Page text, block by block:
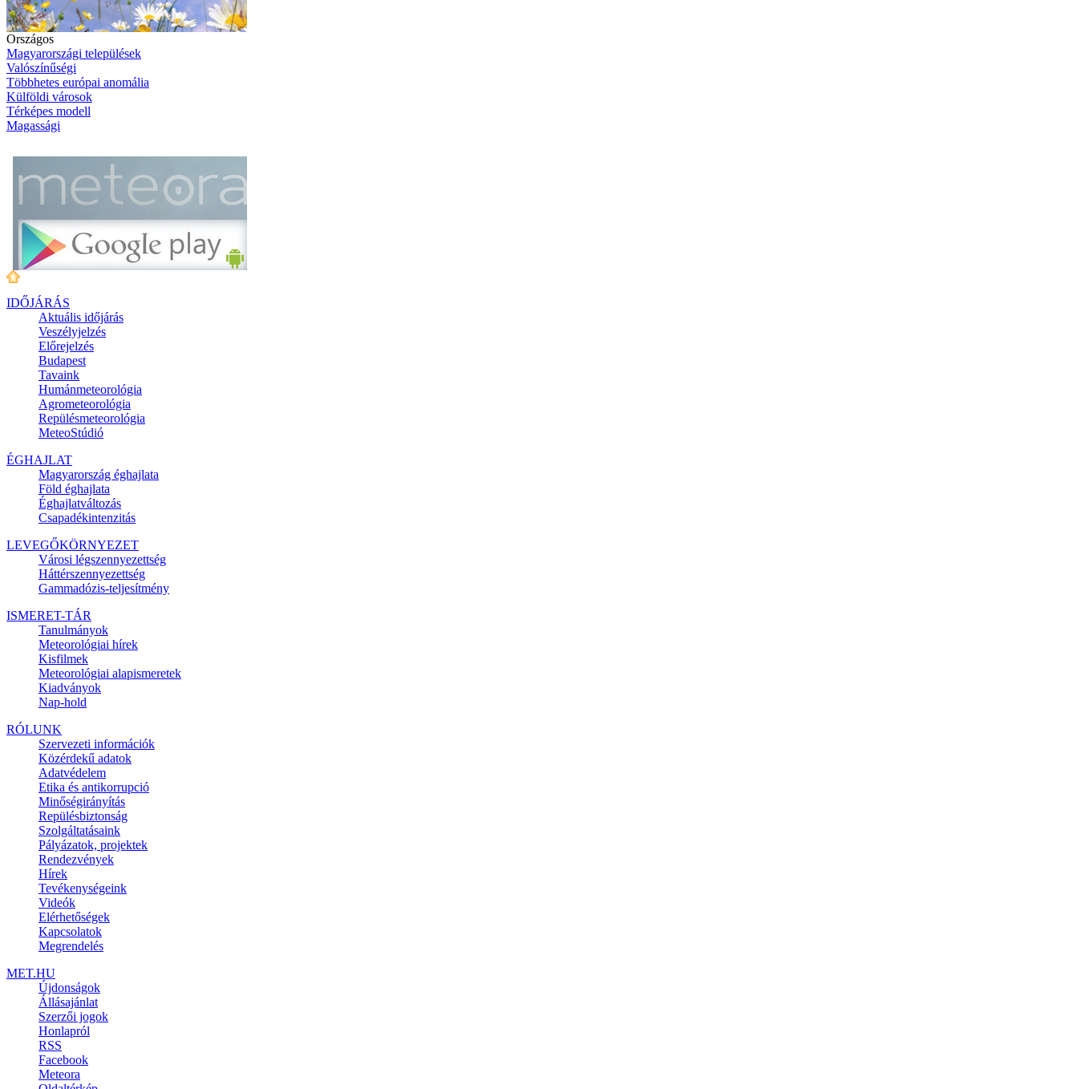
Országos
Magyarországi települések
Valószínűségi
Többhetes európai anomália
Külföldi városok
Térképes modell
Magassági
IDŐJÁRÁS
Aktuális időjárás
Veszélyjelzés
Előrejelzés
Budapest
Tavaink
Humánmeteorológia
Agrometeorológia
Repülésmeteorológia
MeteoStúdió
ÉGHAJLAT
Magyarország éghajlata
Föld éghajlata
Éghajlatváltozás
Csapadékintenzitás
LEVEGŐKÖRNYEZET
Városi légszennyezettség
Háttérszennyezettség
Gammadózis-teljesítmény
ISMERET-TÁR
Tanulmányok
Meteorológiai hírek
Kisfilmek
Meteorológiai alapismeretek
Kiadványok
Nap-hold
RÓLUNK
Szervezeti információk
Közérdekű adatok
Adatvédelem
Etika és antikorrupció
Minőségirányítás
Repülésbiztonság
Szolgáltatásaink
Pályázatok, projektek
Rendezvények
Hírek
Tevékenységeink
Videók
Elérhetőségek
Kapcsolatok
Megrendelés
MET.HU
Újdonságok
Állásajánlat
Szerzői jogok
Honlapról
RSS
Facebook
Meteora